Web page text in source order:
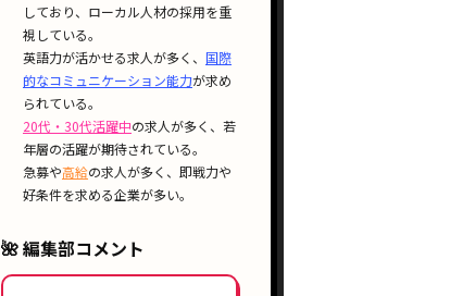
しており、 ローカル人材の採用を重
視している。
英語力が活かせる求人が多く、 国際
的なコミュニケーション能力が求め
られている。
20代・30代活躍中の求人が多く、 若
年層の活躍が期待されている。
急募や高給の求人が多く、 即戦力や
好条件を求める企業が多い。
🌺 編集部コメント